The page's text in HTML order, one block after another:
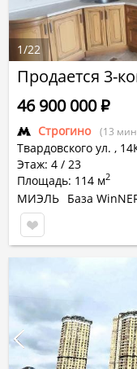
Продается 3-
Строгино (13
Твардовского ул. ,
Этаж: 4 / 23
Площадь: 114 м2
46 900 000Р
МИЭЛЬ База
1/22